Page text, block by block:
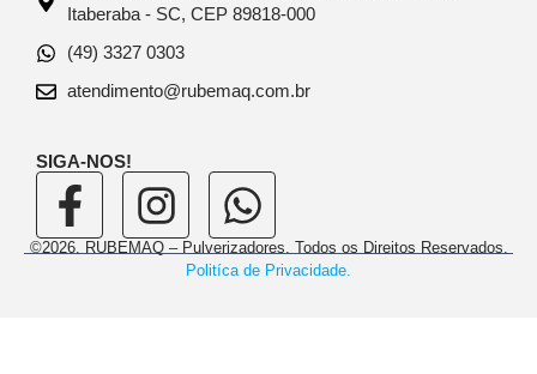
Itaberaba - SC, CEP 89818-000
(49) 3327 0303
atendimento@rubemaq.com.br
SIGA-NOS!
©2026. RUBEMAQ – Pulverizadores. Todos os Direitos Reservados.
Politíca de Privacidade.